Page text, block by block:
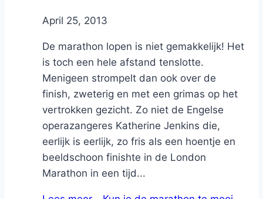
ByNicole
April 25, 2013
De marathon lopen is niet gemakkelijk! Het
is toch een hele afstand tenslotte.
Menigeen strompelt dan ook over de
finish, zweterig en met een grimas op het
vertrokken gezicht. Zo niet de Engelse
operazangeres Katherine Jenkins die,
eerlijk is eerlijk, zo fris als een hoentje en
beeldschoon finishte in de London
Marathon in een tijd...